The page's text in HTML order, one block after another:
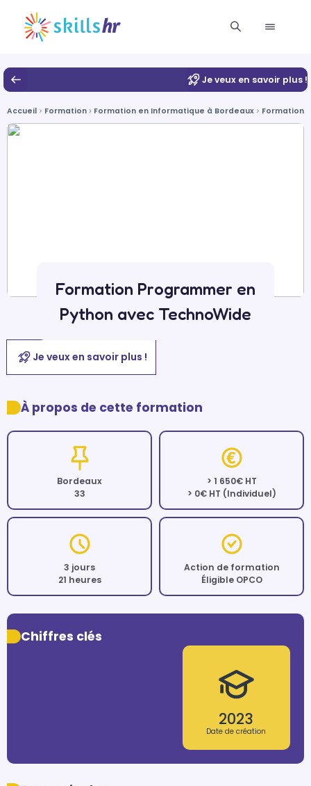
Je veux en savoir plus !
Accueil Formation Formation en Informatique à Bordeaux Formation
Formation Programmer en
Python avec TechnoWide
Je veux en savoir plus !
À propos de cette formation
Bordeaux
33
> 1 650€ HT
> 0€ HT (Individuel)
3 jours
21 heures
Action de formation
Éligible OPCO
Chiffres clés
2023
Date de création